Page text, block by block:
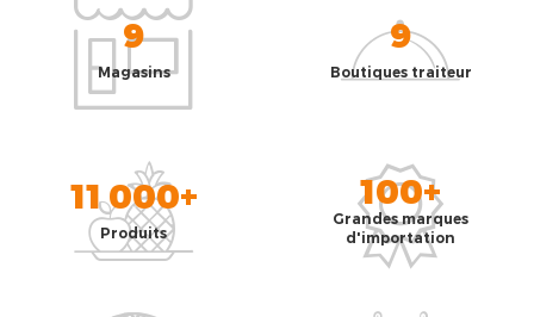
9
Magasins
9
Boutiques traiteur
11 000+
Produits
100+
Grandes marques
d'importation